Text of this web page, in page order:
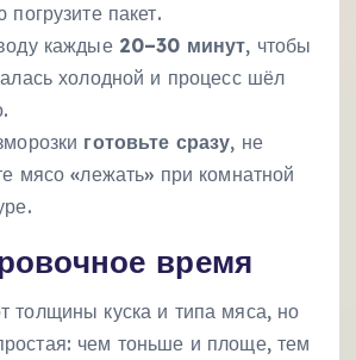
погрузите пакет.
каждые 20–30 минут, чтобы
холодной и процесс шёл
готовьте сразу, не
мясо «лежать» при комнатной
время
толщины куска и типа мяса, но
чем тоньше и площе, тем